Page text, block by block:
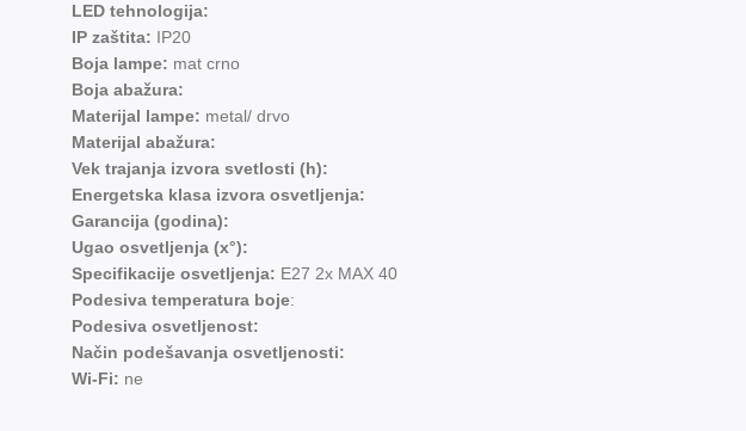
LED tehnologija:
IP zaštita: IP20
Boja lampe: mat crno
Boja abažura:
Materijal lampe: metal/ drvo
Materijal abažura:
Vek trajanja izvora svetlosti (h):
Energetska klasa izvora osvetljenja:
Garancija (godina):
Ugao osvetljenja (x°):
Specifikacije osvetljenja: E27 2x MAX 40
Podesiva temperatura boje:
Podesiva osvetljenost:
Način podešavanja osvetljenosti:
Wi-Fi: ne